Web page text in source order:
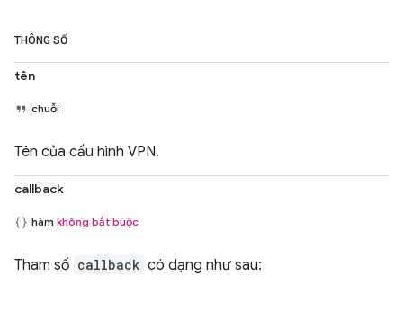
THÔNG SỐ
tên
chuỗi
Tên của cấu hình VPN.
callback
hàm không bắt buộc
Tham số callback có dạng như sau: